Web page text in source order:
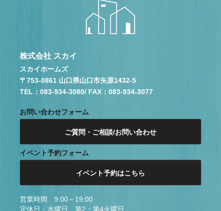
株式会社 スカイ
スカイホームズ
〒753-0861 山口県山口市矢原1432-5
TEL：083-934-3080/ FAX：083-934-3077
お問い合わせフォーム
ご質問・ご相談/お問い合わせ
イベント予約フォーム
イベント予約はこちら
営業時間 9:00～19:00
定休日：水曜日、第2・第4火曜日